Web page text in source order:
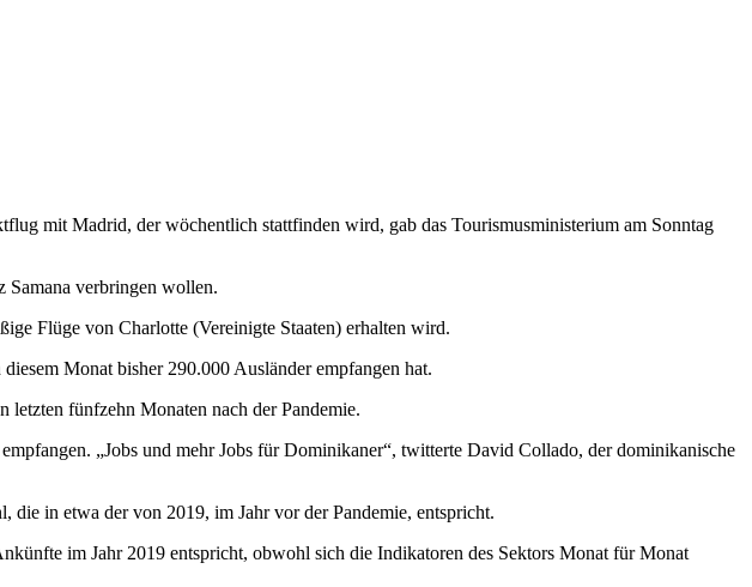
mit Madrid, der wöchentlich stattfinden wird, gab das Tourismusministerium am Sonntag
Samana verbringen wollen.
Flüge von Charlotte (Vereinigte Staaten) erhalten wird.
Monat bisher 290.000 Ausländer empfangen hat.
fünfzehn Monaten nach der Pandemie.
„Jobs und mehr Jobs für Dominikaner“, twitterte David Collado, der dominikanische
die in etwa der von 2019, im Jahr vor der Pandemie, entspricht.
im Jahr 2019 entspricht, obwohl sich die Indikatoren des Sektors Monat für Monat